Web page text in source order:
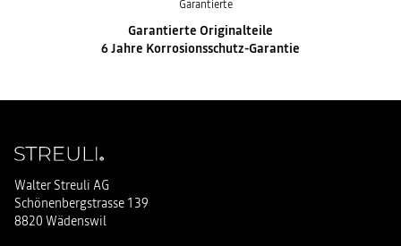
Garantierte Originalteile
6 Jahre Korrosionsschutz-Garantie
Walter Streuli AG
Schönenbergstrasse 139
8820 Wädenswil